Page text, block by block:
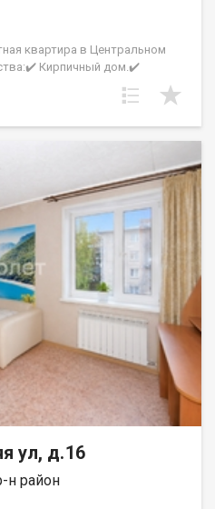
с 9:00 до 21:00​. Гарантия
Кемерово с 2010 года!
квартира в Центральном
Кирпичный дом.✔️
планировка с тремя
Пластиковые окна с видом
№5;- парк Веры
остановки
парковка во дворе,
чтобы
«СамолётПлюс» на рынке
года. Полное сопровождение
чистоты сделки Фомина
ул, д.16
н район